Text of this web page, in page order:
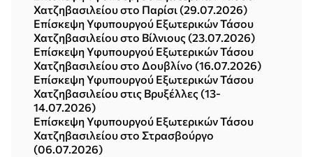
Χατζηβασιλείου στο Παρίσι (29.07.2026)
Επίσκεψη Υφυπουργού Εξωτερικών Τάσου
Χατζηβασιλείου στο Βίλνιους (23.07.2026)
Επίσκεψη Υφυπουργού Εξωτερικών Τάσου
Χατζηβασιλείου στο Δουβλίνο (16.07.2026)
Επίσκεψη Υφυπουργού Εξωτερικών Τάσου
Χατζηβασιλείου στις Βρυξέλλες (13-
14.07.2026)
Επίσκεψη Υφυπουργού Εξωτερικών Τάσου
Χατζηβασιλείου στο Στρασβούργο
(06.07.2026)